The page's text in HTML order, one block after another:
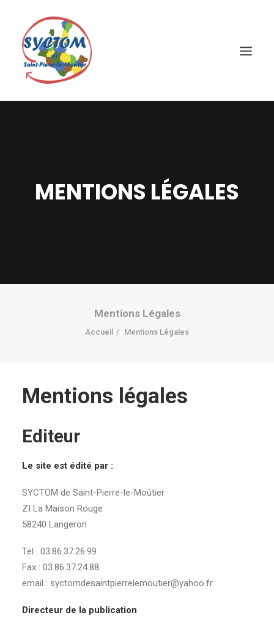
MENTIONS LÉGALES
Mentions Légales
Accueil Mentions Légales
Mentions légales
Editeur
Le site est édité par :
SYCTOM de Saint-Pierre-le-Moûtier
ZI La Maison Rouge
58240 Langeron
Tel : 03.86.37.26.99
Fax : 03.86.37.24.88
email : syctomdesaintpierrelemoutier@yahoo.fr
Directeur de la publication